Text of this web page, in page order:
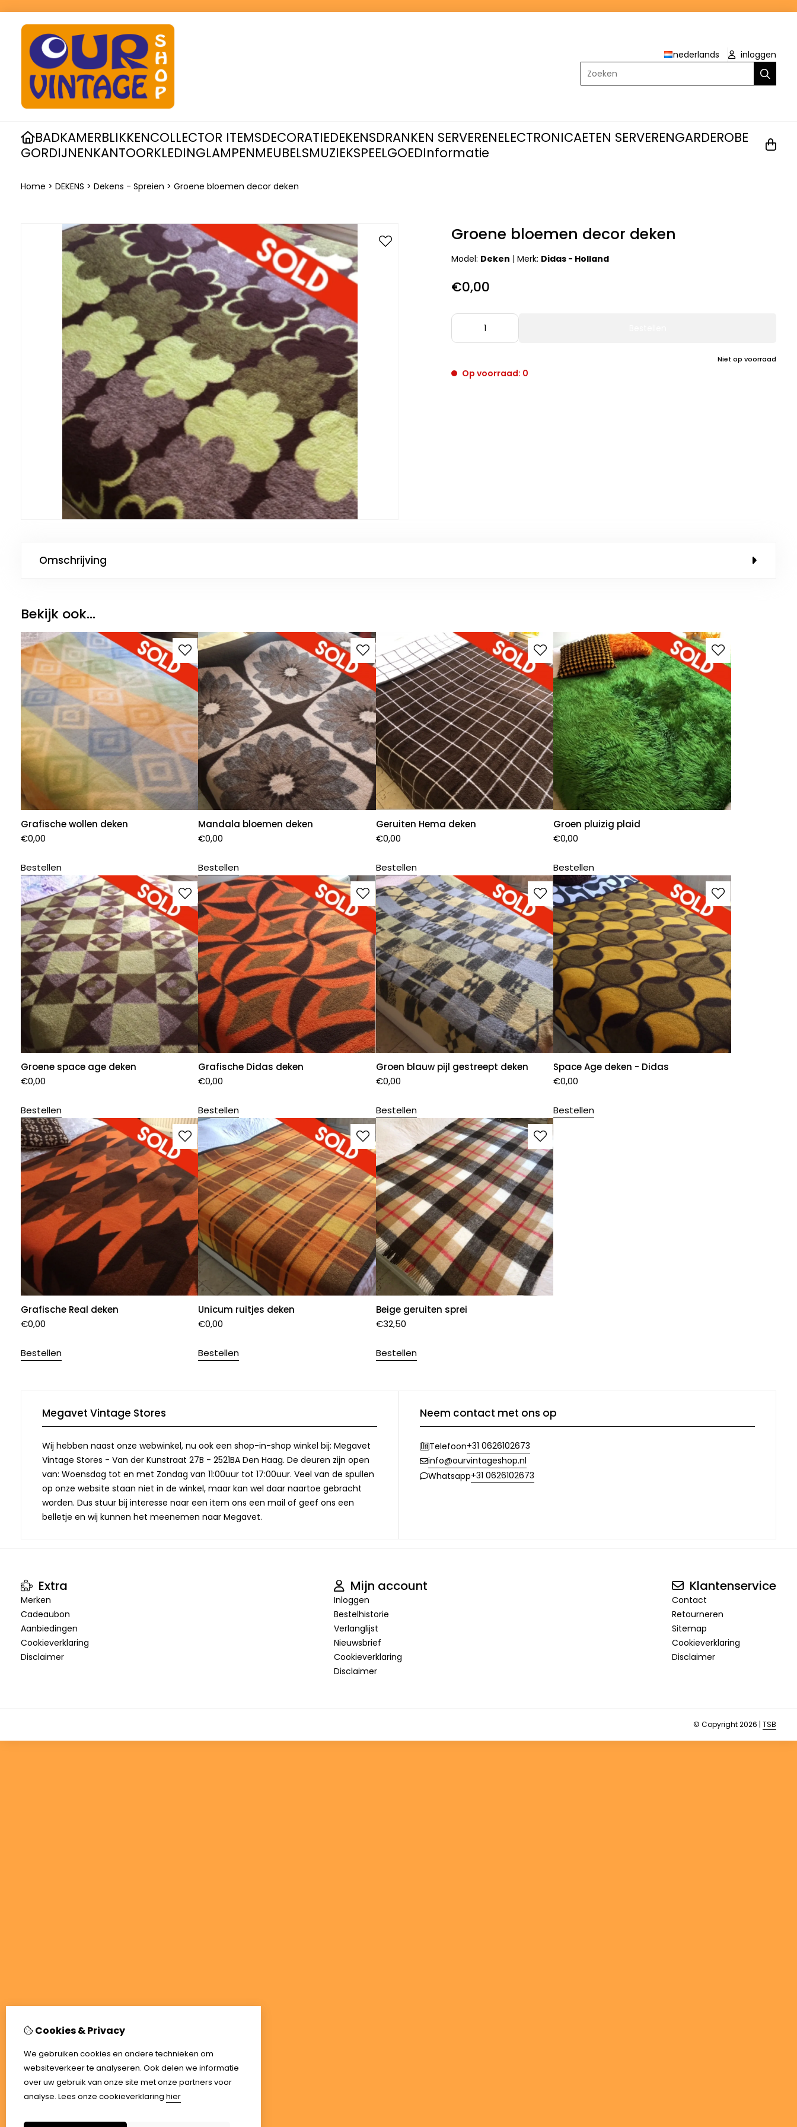
nederlands
inloggen
Zoeken
BADKAMERBLIKKENCOLLECTOR ITEMSDECORATIEDEKENSDRANKEN SERVERENELECTRONICAETEN SERVERENGARDEROBE
GORDIJNENKANTOORKLEDINGLAMPENMEUBELSMUZIEKSPEELGOEDInformatie
Home > DEKENS > Dekens - Spreien > Groene bloemen decor deken
Groene bloemen decor deken
Model: Deken |Merk: Didas - Holland
€0,00
Niet op voorraad
Op voorraad: 0
Omschrijving
Bekijk ook...
Grafische wollen deken
€0,00
Bestellen
Mandala bloemen deken
€0,00
Bestellen
Geruiten Hema deken
€0,00
Bestellen
Groen pluizig plaid
€0,00
Bestellen
Groene space age deken
€0,00
Bestellen
Grafische Didas deken
€0,00
Bestellen
Groen blauw pijl gestreept deken
€0,00
Bestellen
Space Age deken - Didas
€0,00
Bestellen
Grafische Real deken
€0,00
Bestellen
Unicum ruitjes deken
€0,00
Bestellen
Beige geruiten sprei
€32,50
Bestellen
Megavet Vintage Stores
Wij hebben naast onze webwinkel, nu ook een shop-in-shop winkel bij: Megavet
Vintage Stores - Van der Kunstraat 27B - 2521BA Den Haag. De deuren zijn open
van: Woensdag tot en met Zondag van 11:00uur tot 17:00uur. Veel van de spullen
op onze website staan niet in de winkel, maar kan wel daar naartoe gebracht
worden. Dus stuur bij interesse naar een item ons een mail of geef ons een
belletje en wij kunnen het meenemen naar Megavet.
Neem contact met ons op
Telefoon+31 0626102673
info@ourvintageshop.nl
Whatsapp+31 0626102673
Extra
Merken
Cadeaubon
Aanbiedingen
Cookieverklaring
Disclaimer
Mijn account
Inloggen
Bestelhistorie
Verlanglijst
Nieuwsbrief
Cookieverklaring
Disclaimer
Klantenservice
Contact
Retourneren
Sitemap
Cookieverklaring
Disclaimer
© Copyright 2026 | TSB
Cookies & Privacy
We gebruiken cookies en andere technieken om
websiteverkeer te analyseren. Ook delen we informatie
over uw gebruik van onze site met onze partners voor
analyse. Lees onze cookieverklaring hier